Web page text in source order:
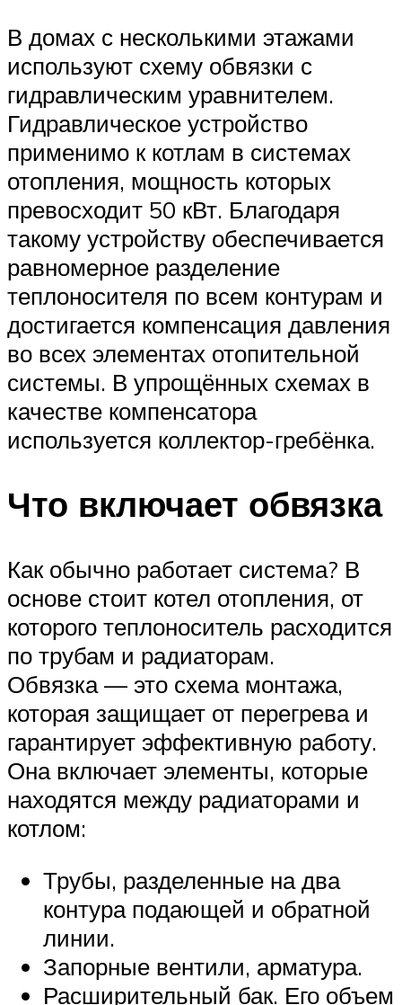
В домах с несколькими этажами
используют схему обвязки с
гидравлическим уравнителем.
Гидравлическое устройство
применимо к котлам в системах
отопления, мощность которых
превосходит 50 кВт. Благодаря
такому устройству обеспечивается
равномерное разделение
теплоносителя по всем контурам и
достигается компенсация давления
во всех элементах отопительной
системы. В упрощённых схемах в
качестве компенсатора
используется коллектор-гребёнка.
Что включает обвязка
Как обычно работает система? В
основе стоит котел отопления, от
которого теплоноситель расходится
по трубам и радиаторам.
Обвязка — это схема монтажа,
которая защищает от перегрева и
гарантирует эффективную работу.
Она включает элементы, которые
находятся между радиаторами и
котлом:
Трубы, разделенные на два
контура подающей и обратной
линии.
Запорные вентили, арматура.
Расширительный бак. Его объем